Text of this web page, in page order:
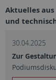
Aktuelles
und
30.04.2025
Zur